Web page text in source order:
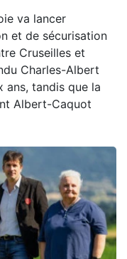
va lancer
et de sécurisation
Cruseilles et
Charles-Albert
ans, tandis que la
Albert-Caquot